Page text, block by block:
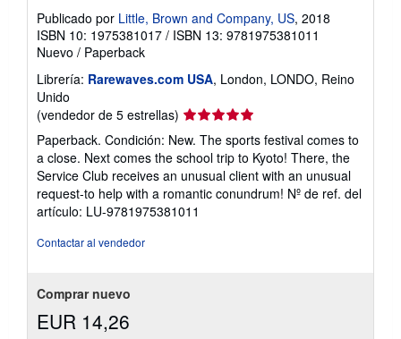
Publicado por Little, Brown and Company, US, 2018
ISBN 10: 1975381017 / ISBN 13: 9781975381011
Nuevo / Paperback
Librería: Rarewaves.com USA, London, LONDO, Reino
Unido
(vendedor de 5 estrellas) Calificación
vendedor:
5
de
5
estrellas
Paperback. Condición: New. The sports festival comes to
a close. Next comes the school trip to Kyoto! There, the
Service Club receives an unusual client with an unusual
request-to help with a romantic conundrum! Nº de ref. del
artículo: LU-9781975381011
Contactar al vendedor
Comprar nuevo
EUR 14,26